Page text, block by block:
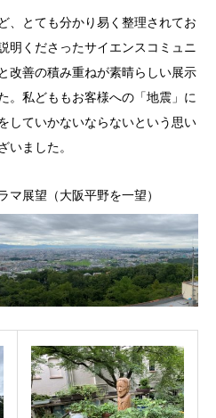
、とても分かり易く整理されてお
明くださったサイエンスコミュニ
改善の積み重ねが素晴らしい展示
。私どももお客様への「地震」に
していかないならないという思い
いました。
マ展望（大阪平野を一望）